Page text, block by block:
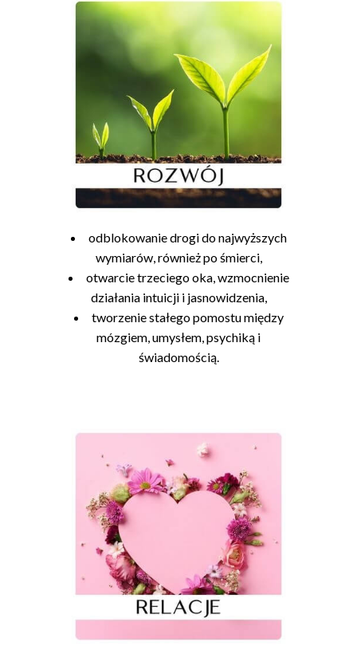
odblokowanie drogi do najwyższych
wymiarów, również po śmierci,
otwarcie trzeciego oka, wzmocnienie
działania intuicji i jasnowidzenia,
tworzenie stałego pomostu między
mózgiem, umysłem, psychiką i
świadomością.